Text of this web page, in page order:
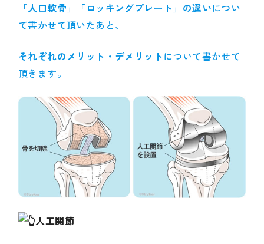
「人口軟骨」「ロッキングプレート」の違いについ
て書かせて頂いたあと、
それぞれのメリット・デメリットについて書かせて
頂きます。
人工関節